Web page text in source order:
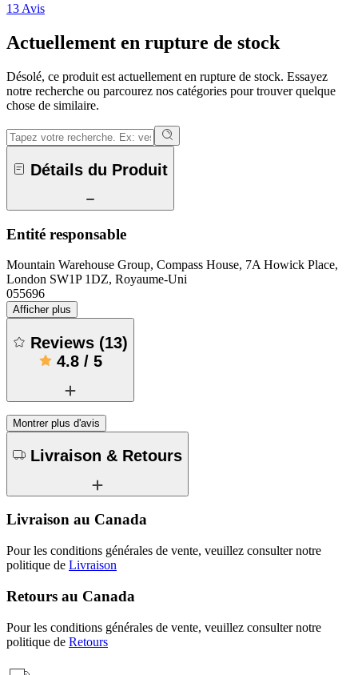
13 Avis
Actuellement en rupture de stock
Désolé, ce produit est actuellement en rupture de stock. Essayez
notre recherche ou parcourez nos catégories pour trouver quelque
chose de similaire.
Détails du Produit
Entité responsable
Mountain Warehouse Group, Compass House, 7A Howick Place,
London SW1P 1DZ, Royaume-Uni
055696
Afficher plus
Reviews (13)
4.8/ 5
Montrer plus d'avis
Livraison & Retours
Livraison au Canada
Pour les conditions générales de vente, veuillez consulter notre
politique de Livraison
Retours au Canada
Pour les conditions générales de vente, veuillez consulter notre
politique de Retours